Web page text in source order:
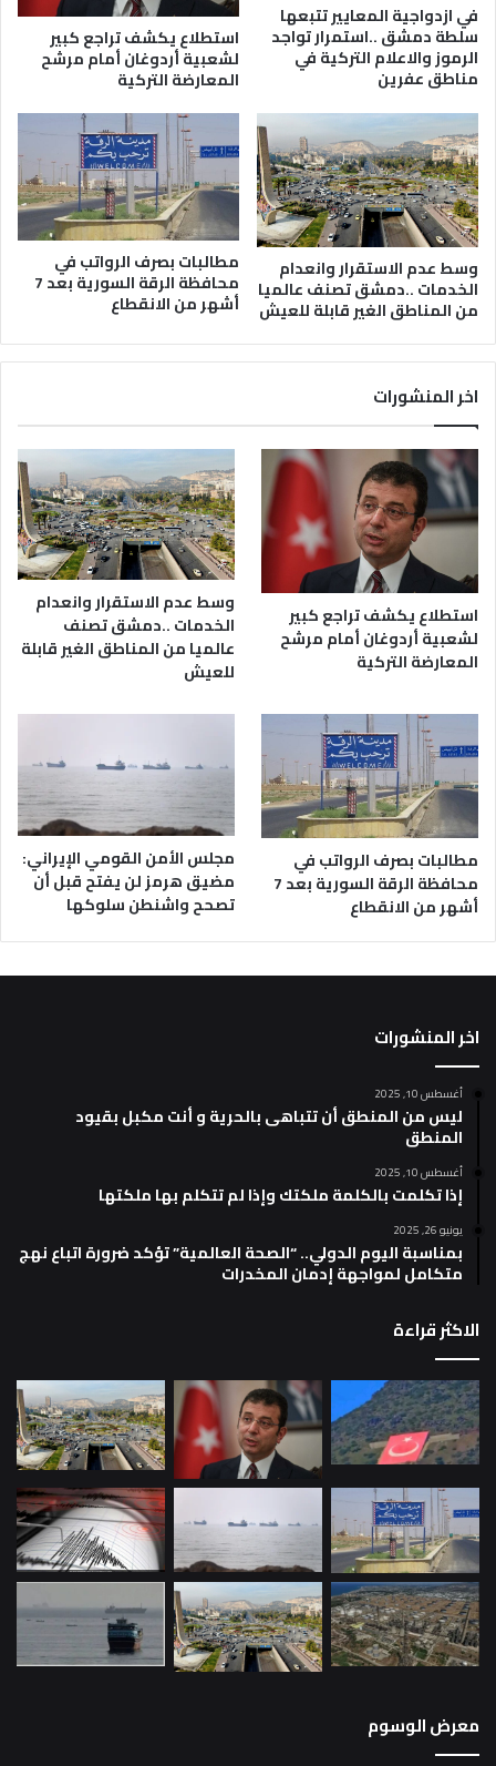
في ازدواجية المعايير تتبعها
سلطة دمشق ..استمرار تواجد
الرموز والاعلام التركية في
مناطق عفرين
استطلاع يكشف تراجع كبير
لشعبية أردوغان أمام مرشح
المعارضة التركية
وسط عدم الاستقرار وانعدام
الخدمات ..دمشق تصنف عالميا
من المناطق الغير قابلة للعيش
مطالبات بصرف الرواتب في
محافظة الرقة السورية بعد 7
أشهر من الانقطاع
اخر المنشورات
استطلاع يكشف تراجع كبير
لشعبية أردوغان أمام مرشح
المعارضة التركية
وسط عدم الاستقرار وانعدام
الخدمات ..دمشق تصنف
عالميا من المناطق الغير قابلة
للعيش
مطالبات بصرف الرواتب في
محافظة الرقة السورية بعد 7
أشهر من الانقطاع
مجلس الأمن القومي الإيراني:
مضيق هرمز لن يفتح قبل أن
تصحح واشنطن سلوكها
اخر المنشورات
أغسطس 10, 2025
ليس من المنطق أن تتباهى بالحرية و أنت مكبل بقيود
المنطق
أغسطس 10, 2025
إذا تكلمت بالكلمة ملكتك وإذا لم تتكلم بها ملكتها
يونيو 26, 2025
بمناسبة اليوم الدولي.. “الصحة العالمية” تؤكد ضرورة اتباع نهج
متكامل لمواجهة إدمان المخدرات
الاكثر قراءة
معرض الوسوم